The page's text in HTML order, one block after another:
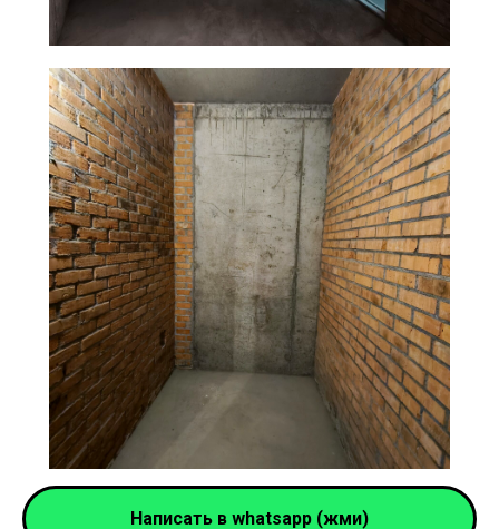
Написать в whatsapp (жми)